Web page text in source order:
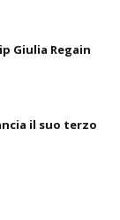
Giulia Regain
il suo terzo